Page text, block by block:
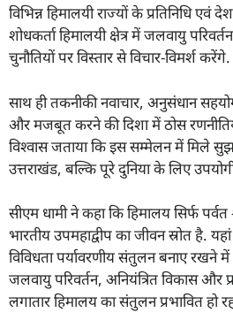
विभिन्न हिमालयी राज्यों के प्रतिनिधि
शोधकर्ता हिमालयी क्षेत्र में जलवायु
चुनौतियों पर विस्तार से विचार-विमर्श करेंगे.
साथ ही तकनीकी नवाचार, अनुसंधान
और मजबूत करने की दिशा में ठोस
विश्वास जताया कि इस सम्मेलन में मिले
उत्तराखंड, बल्कि पूरे दुनिया के लिए
सीएम धामी ने कहा कि हिमालय सिर्फ
भारतीय उपमहाद्वीप का जीवन स्रोत है.
विविधता पर्यावरणीय संतुलन बनाए रखने
जलवायु परिवर्तन, अनियंत्रित विकास और
लगातार हिमालय का संतुलन प्रभावित हो